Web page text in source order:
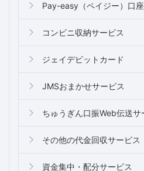
Pay-easy（ペイジー）口
コンビニ収納サービス
ジェイデビットカード
JMSおまかせサービス
ちゅうぎん口振Web伝送サ
その他の代金回収サービス
資金集中・配分サービス